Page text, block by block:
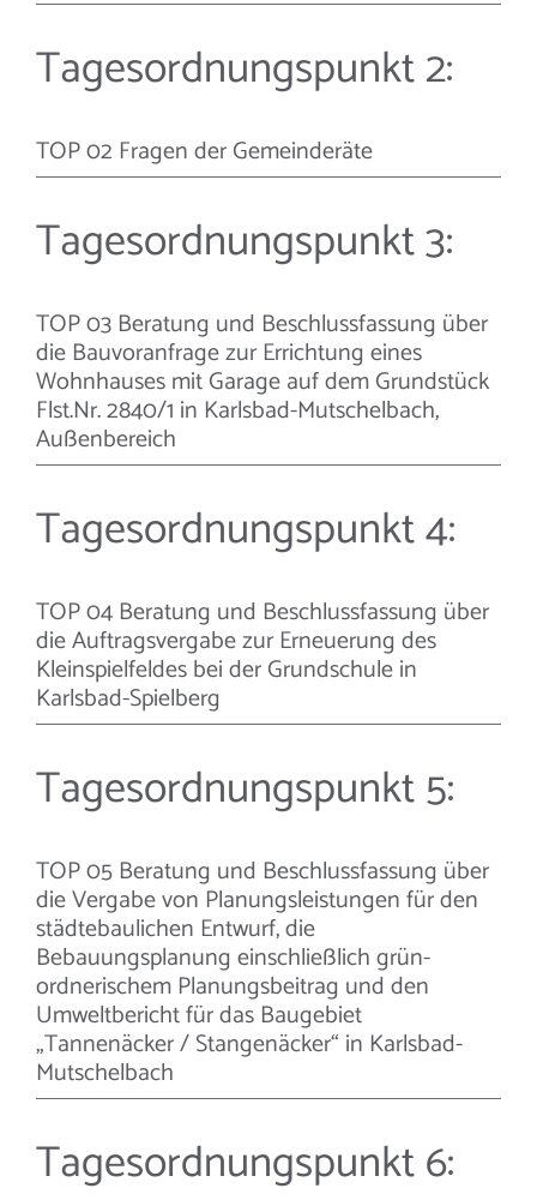
Tagesordnungspunkt 2:
TOP 02 Fragen der Gemeinderäte
Tagesordnungspunkt 3:
TOP 03 Beratung und Beschlussfassung über
die Bauvoranfrage zur Errichtung eines
Wohnhauses mit Garage auf dem Grundstück
Flst.Nr. 2840/1 in Karlsbad-Mutschelbach,
Außenbereich
Tagesordnungspunkt 4:
TOP 04 Beratung und Beschlussfassung über
die Auftragsvergabe zur Erneuerung des
Kleinspielfeldes bei der Grundschule in
Karlsbad-Spielberg
Tagesordnungspunkt 5:
TOP 05 Beratung und Beschlussfassung über
die Vergabe von Planungsleistungen für den
städtebaulichen Entwurf, die
Bebauungsplanung einschließlich grün-
ordnerischem Planungsbeitrag und den
Umweltbericht für das Baugebiet
„Tannenäcker / Stangenäcker“ in Karlsbad-
Mutschelbach
Tagesordnungspunkt 6: